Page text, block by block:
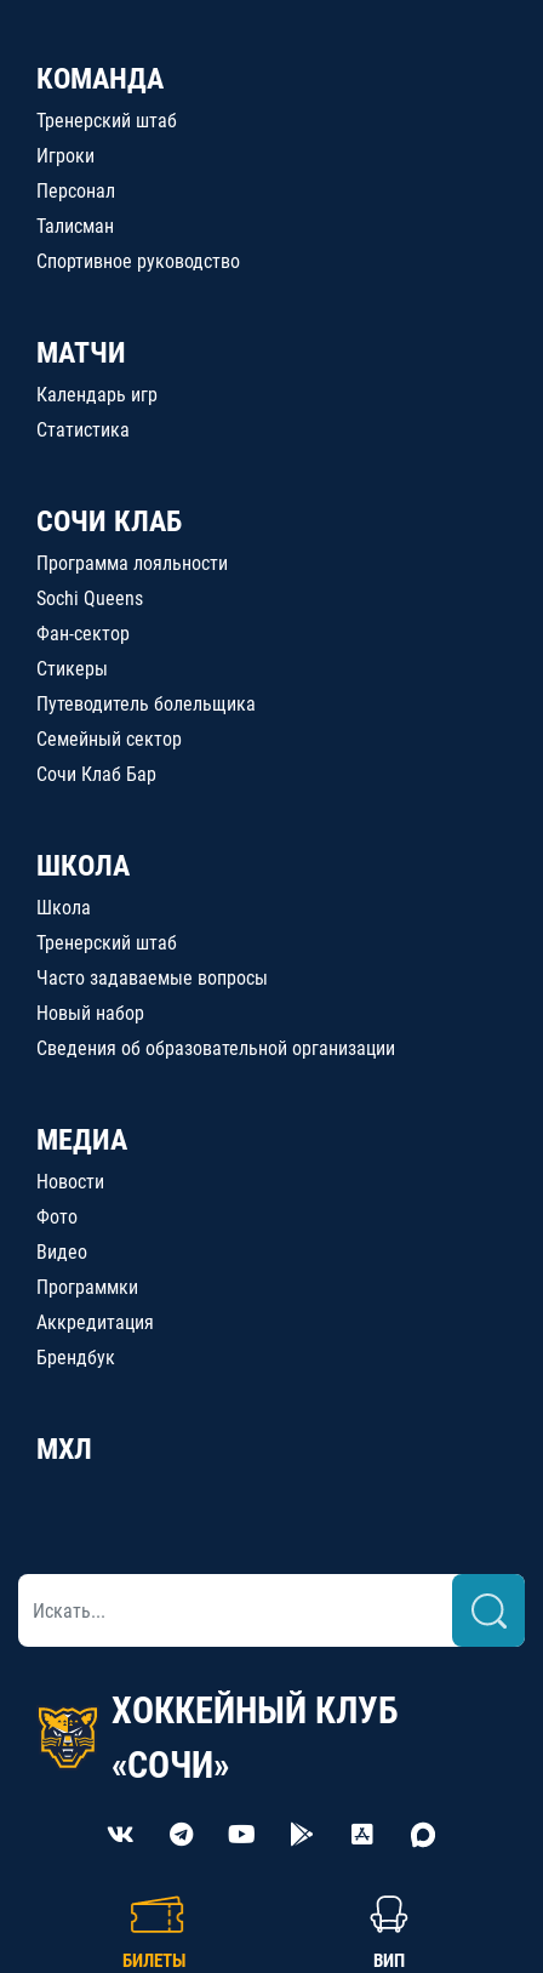
КОМАНДА
Тренерский штаб
Игроки
Персонал
Талисман
Спортивное руководство
МАТЧИ
Календарь игр
Статистика
СОЧИ КЛАБ
Программа лояльности
Sochi Queens
Фан-сектор
Стикеры
Путеводитель болельщика
Семейный сектор
Сочи Клаб Бар
ШКОЛА
Школа
Тренерский штаб
Часто задаваемые вопросы
Новый набор
Сведения об образовательной организации
МЕДИА
Новости
Фото
Видео
Программки
Аккредитация
Брендбук
МХЛ
ХОККЕЙНЫЙ КЛУБ
«СОЧИ»
БИЛЕТЫ ВИП